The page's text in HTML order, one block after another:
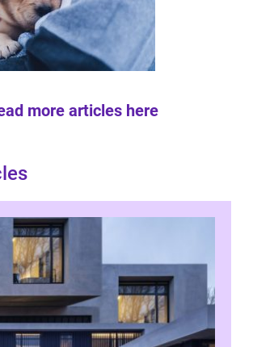
more articles here